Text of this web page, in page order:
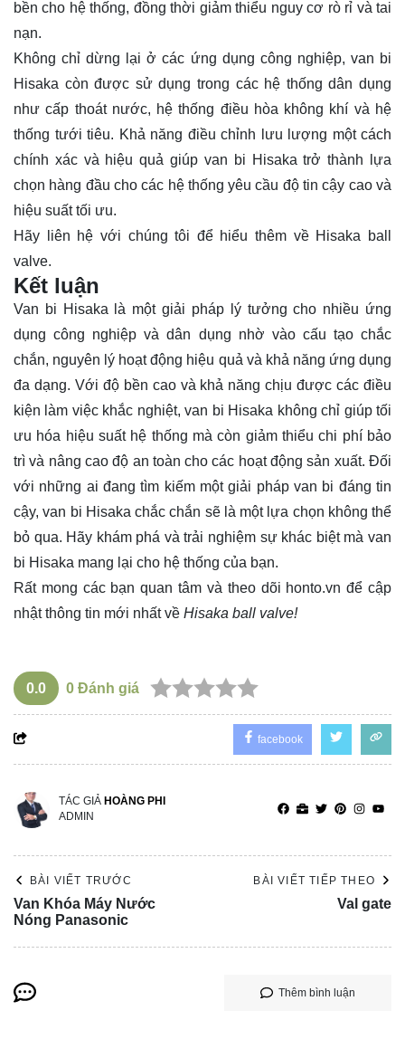
bền cho hệ thống, đồng thời giảm thiểu nguy cơ rò rỉ và tai
nạn.
Không chỉ dừng lại ở các ứng dụng công nghiệp, van bi
Hisaka còn được sử dụng trong các hệ thống dân dụng
như cấp thoát nước, hệ thống điều hòa không khí và hệ
thống tưới tiêu. Khả năng điều chỉnh lưu lượng một cách
chính xác và hiệu quả giúp van bi Hisaka trở thành lựa
chọn hàng đầu cho các hệ thống yêu cầu độ tin cậy cao và
hiệu suất tối ưu.
Hãy
liên hệ với chúng tôi để hiểu thêm về Hisaka ball
valve.
Kết luận
Van bi Hisaka là một giải pháp lý tưởng cho nhiều ứng
dụng công nghiệp và dân dụng nhờ vào cấu tạo chắc
chắn, nguyên lý hoạt động hiệu quả và khả năng ứng dụng
đa dạng. Với độ bền cao và khả năng chịu được các điều
kiện làm việc khắc nghiệt, van bi Hisaka không chỉ giúp tối
ưu hóa hiệu suất hệ thống mà còn giảm thiểu chi phí bảo
trì và nâng cao độ an toàn cho các hoạt động sản xuất. Đối
với những ai đang tìm kiếm một giải pháp van bi đáng tin
cậy, van bi Hisaka chắc chắn sẽ là một lựa chọn không thể
bỏ qua. Hãy khám phá và trải nghiệm sự khác biệt mà van
bi Hisaka mang lại cho hệ thống của bạn.
Rất mong các bạn quan tâm và theo dõi honto.vn để cập
nhật thông tin mới nhất về Hisaka ball valve!
0.0 0 Đánh giá
facebook
TÁC GIẢ HOÀNG PHI
ADMIN
BÀI VIẾT TRƯỚC
Van Khóa Máy Nước
Nóng Panasonic
BÀI VIẾT TIẾP THEO
Val gate
Thêm bình luận